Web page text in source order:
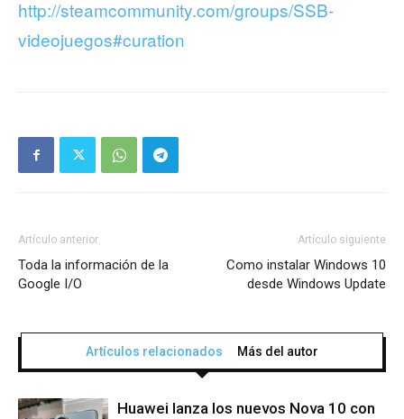
http://steamcommunity.com/groups/SSB-
videojuegos#curation
Artículo anterior
Toda la información de la
Google I/O
Artículo siguiente
Como instalar Windows 10
desde Windows Update
Artículos relacionados Más del autor
Huawei lanza los nuevos Nova 10 con